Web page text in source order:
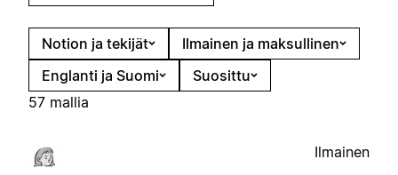
Notion ja tekijät
Ilmainen ja maksullinen
Englanti ja Suomi
Suosittu
57 mallia
Ilmainen